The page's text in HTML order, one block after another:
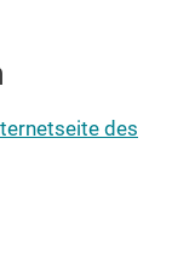
des